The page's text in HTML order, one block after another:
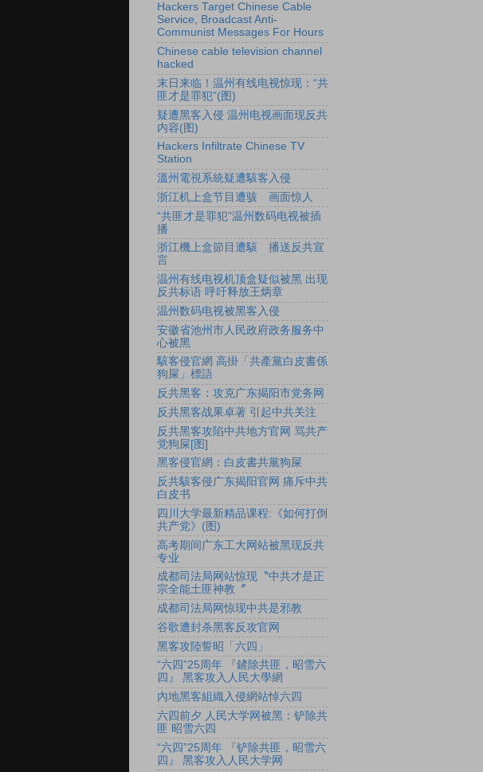
Hackers Target Chinese Cable
Service, Broadcast Anti-
Communist Messages For Hours
Chinese cable television channel
hacked
末日来临！温州有线电视惊现：“共
匪才是罪犯”(图)
疑遭黑客入侵 温州电视画面现反共
内容(图)
Hackers Infiltrate Chinese TV
Station
溫州電視系統疑遭駭客入侵
浙江机上盒节目遭骇 画面惊人
“共匪才是罪犯”温州数码电视被插
播
浙江機上盒節目遭駭 播送反共宣
言
温州有线电视机顶盒疑似被黑 出现
反共标语 呼吁释放王炳章
温州数码电视被黑客入侵
安徽省池州市人民政府政务服务中
心被黑
駭客侵官網 高掛「共產黨白皮書係
狗屎」標語
反共黑客：攻克广东揭阳市党务网
反共黑客战果卓著 引起中共关注
反共黑客攻陷中共地方官网 骂共产
党狗屎[图]
黑客侵官網：白皮書共黨狗屎
反共駭客侵广东揭阳官网 痛斥中共
白皮书
四川大学最新精品课程:《如何打倒
共产党》(图)
高考期间广东工大网站被黑现反共
专业
成都司法局网站惊现〝中共才是正
宗全能土匪神教〞
成都司法局网惊现中共是邪教
谷歌遭封杀黑客反攻官网
黑客攻陸誓昭「六四」
“六四”25周年 『鏟除共匪，昭雪六
四』 黑客攻入人民大學網
內地黑客組織入侵網站悼六四
六四前夕 人民大学网被黑：铲除共
匪 昭雪六四
“六四”25周年 『铲除共匪，昭雪六
四』 黑客攻入人民大学网